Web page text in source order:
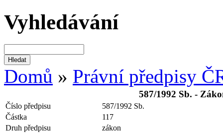
Vyhledávání
Domů » Právní předpisy
587/1992 Sb. -
Číslo předpisu
587/1992 Sb.
Částka
117
Druh předpisu
zákon